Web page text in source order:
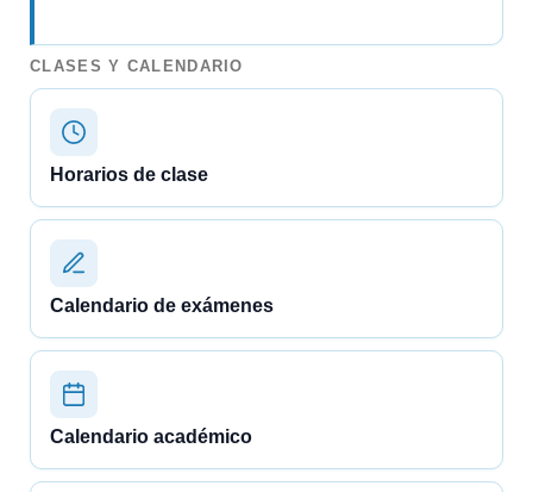
CLASES Y CALENDARIO
Horarios de clase
Calendario de exámenes
Calendario académico